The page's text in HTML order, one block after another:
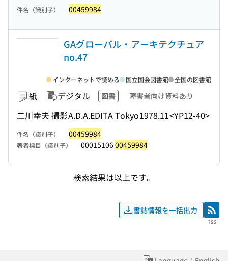
件名（識別子） 00459984
GAグローバル・アーキテクチュア
no.47
紙 デジタル 図書 障害者向け資料あり
二川幸夫 撮影A.D.A.EDITA Tokyo1978.11<YP12-40>
インターネットで読める 国立国会図書館 全国の図書館
件名（識別子） 00459984
著者標目（識別子） 0001510600459984
検索結果は以上です。
書誌情報を一括出力 RSS
RSS